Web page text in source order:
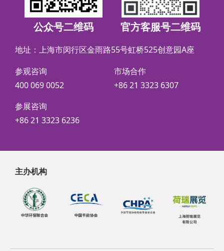
公众号二维码 官方客服号二维码
地址：上海市闵行区金雨路55号虹桥525创意园A座
参观咨询
400 069 0052
市场合作
+86 21 3323 6307
参展咨询
+86 21 3323 6236
主办机构